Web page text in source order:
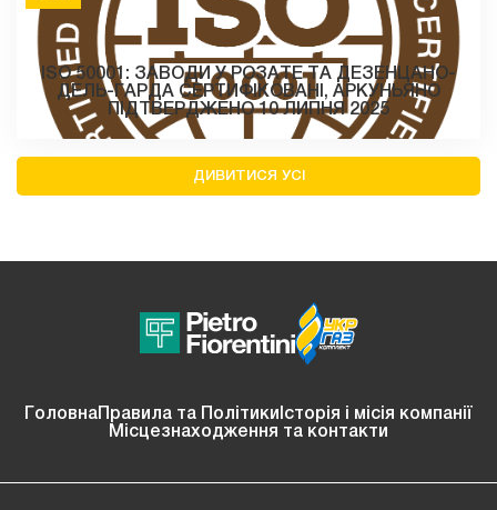
ISO 50001: ЗАВОДИ У РОЗАТЕ ТА ДЕЗЕНЦАНО-
ДЕЛЬ-ГАРДА СЕРТИФІКОВАНІ, АРКУНЬЯНО
ПІДТВЕРДЖЕНО 10 ЛИПНЯ 2025
ДИВИТИСЯ УСІ
Головна Правила та Політики Історія і місія компанії
Місцезнаходження та контакти